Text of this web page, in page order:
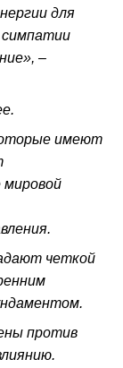
для
симпатии
–
имеют
мировой
четкой
против